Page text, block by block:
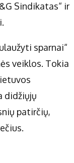
Sindikatas“ ir
sparnai“
veiklos. Tokia
didžiųjų
patirčių,